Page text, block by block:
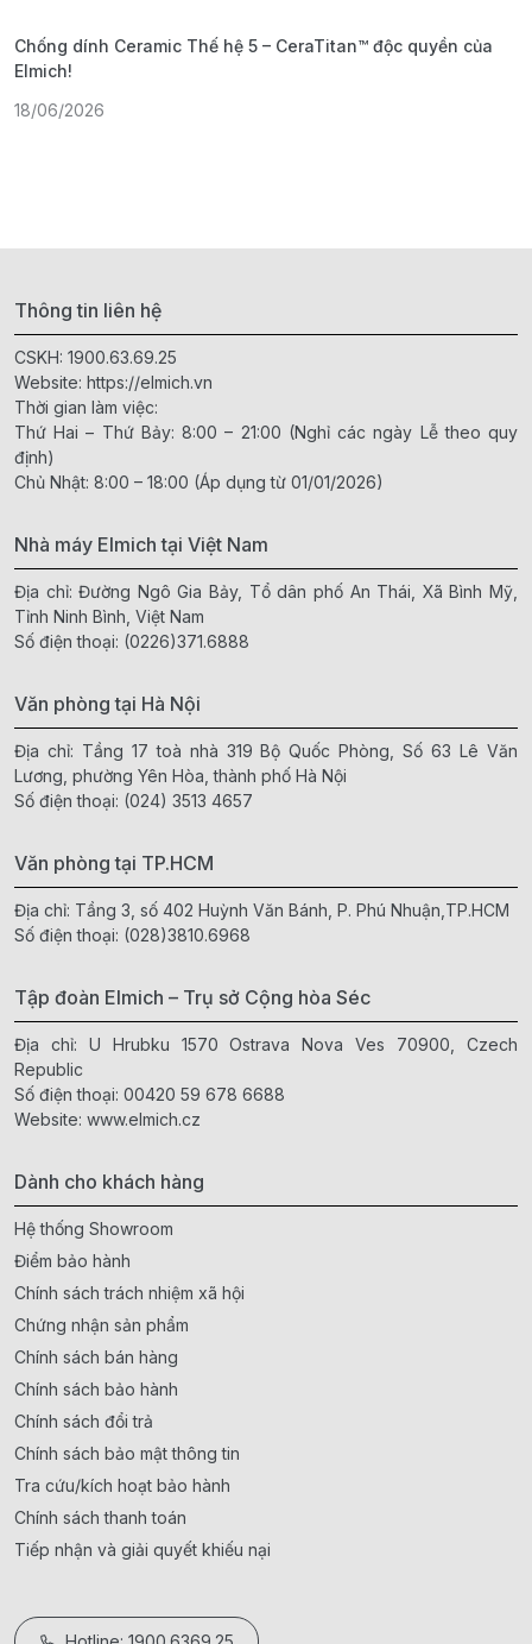
Chống dính Ceramic Thế hệ 5 – CeraTitan™ độc quyền của
Elmich!
18/06/2026
Thông tin liên hệ
CSKH: 1900.63.69.25
Website: https://elmich.vn
Thời gian làm việc:
Thứ Hai – Thứ Bảy: 8:00 – 21:00 (Nghỉ các ngày Lễ theo quy
định)
Chủ Nhật: 8:00 – 18:00 (Áp dụng từ 01/01/2026)
Nhà máy Elmich tại Việt Nam
Địa chỉ: Đường Ngô Gia Bảy, Tổ dân phố An Thái, Xã Bình Mỹ,
Tỉnh Ninh Bình, Việt Nam
Số điện thoại: (0226)371.6888
Văn phòng tại Hà Nội
Địa chỉ: Tầng 17 toà nhà 319 Bộ Quốc Phòng, Số 63 Lê Văn
Lương, phường Yên Hòa, thành phố Hà Nội
Số điện thoại: (024) 3513 4657
Văn phòng tại TP.HCM
Địa chỉ: Tầng 3, số 402 Huỳnh Văn Bánh, P. Phú Nhuận,TP.HCM
Số điện thoại: (028)3810.6968
Tập đoàn Elmich – Trụ sở Cộng hòa Séc
Địa chỉ: U Hrubku 1570 Ostrava Nova Ves 70900, Czech
Republic
Số điện thoại: 00420 59 678 6688
Website: www.elmich.cz
Dành cho khách hàng
Hệ thống Showroom
Điểm bảo hành
Chính sách trách nhiệm xã hội
Chứng nhận sản phẩm
Chính sách bán hàng
Chính sách bảo hành
Chính sách đổi trả
Chính sách bảo mật thông tin
Tra cứu/kích hoạt bảo hành
Chính sách thanh toán
Tiếp nhận và giải quyết khiếu nại